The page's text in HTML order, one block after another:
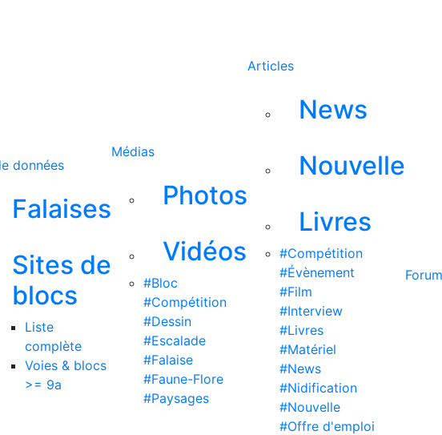
données
Falaises
Sites de
blocs
Liste
complète
Voies & blocs
>= 9a
Médias
Photos
Vidéos
#Bloc
#Compétition
#Dessin
#Escalade
#Falaise
#Faune-Flore
#Paysages
Articles
News
Nouvelle
Livres
#Compétition
#Évènement
#Film
#Interview
#Livres
#Matériel
#News
#Nidification
#Nouvelle
#Offre d'emploi
Forum